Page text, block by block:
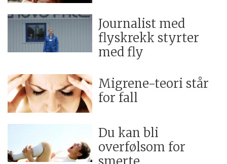
Journalist med
flyskrekk styrter
med fly
Migrene-teori står
for fall
Du kan bli
overfølsom for